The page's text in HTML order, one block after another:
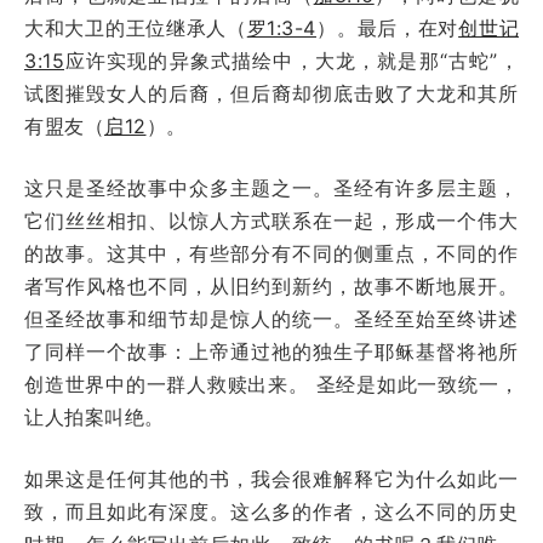
大和大卫的王位继承人（ 罗1:3-4）。最后，在对创世记
3:15应许实现的异象式描绘中，大龙，就是那“古蛇”，
试图摧毁女人的后裔，但后裔却彻底击败了大龙和其所
有盟友（ 启12 ）。
这只是圣经故事中众多主题之一。圣经有许多层主题，
它们丝丝相扣、以惊人方式联系在一起，形成一个伟大
的故事。这其中，有些部分有不同的侧重点，不同的作
者写作风格也不同，从旧约到新约，故事不断地展开。
但圣经故事和细节却是惊人的统一。圣经至始至终讲述
了同样一个故事：上帝通过祂的独生子耶稣基督将祂所
创造世界中的一群人救赎出来。 圣经是如此一致统一，
让人拍案叫绝。
如果这是任何其他的书，我会很难解释它为什么如此一
致，而且如此有深度。这么多的作者，这么不同的历史